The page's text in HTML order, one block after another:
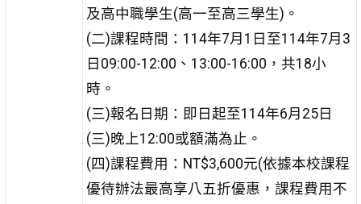
及高中職學生(高一至高三學生)。
(二)課程時間：114年7月1日至114年7月3
日09:00-12:00、13:00-16:00，共18小
時。
(三)報名日期：即日起至114年6月25日
(三)晚上12:00或額滿為止。
(四)課程費用：NT$3,600元(依據本校課程
優待辦法最高享八五折優惠，課程費用不